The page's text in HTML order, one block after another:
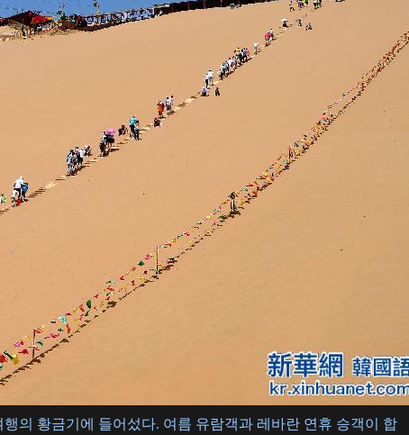
의 황금기에 들어섰다. 여름 유람객과 레바란 연휴 승객이 합